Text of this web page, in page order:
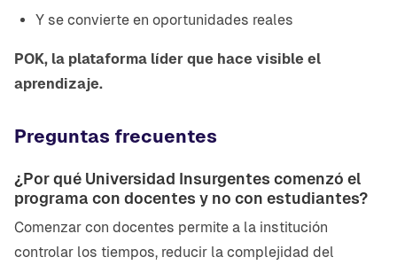
Y se convierte en oportunidades reales
POK, la plataforma líder que hace visible el
aprendizaje.
Preguntas frecuentes
¿Por qué Universidad Insurgentes comenzó el
programa con docentes y no con estudiantes?
Comenzar con docentes permite a la institución
controlar los tiempos, reducir la complejidad del